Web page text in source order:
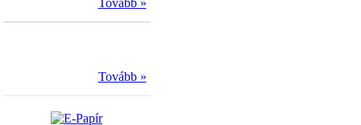
Tovább »
Tovább »